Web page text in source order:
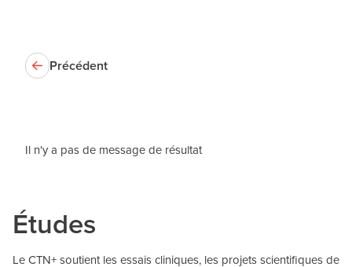
Précédent
Il n'y a pas de message de résultat
Études
Le CTN+ soutient les essais cliniques, les projets scientifiques de